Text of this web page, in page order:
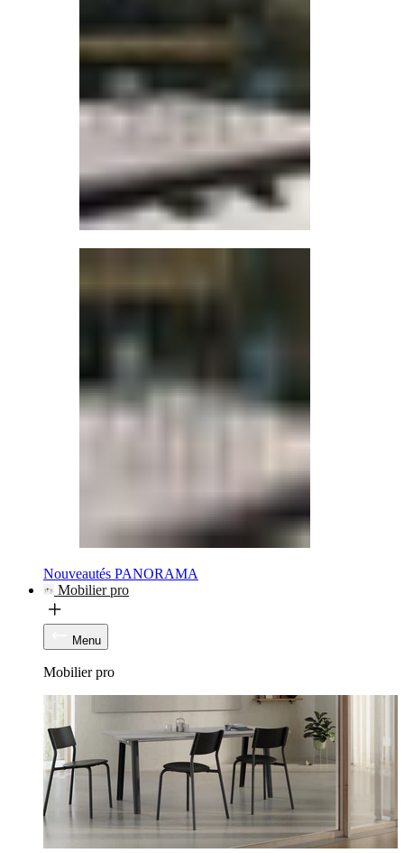
Nouveautés PANORAMA
Mobilier pro
Menu
Mobilier pro